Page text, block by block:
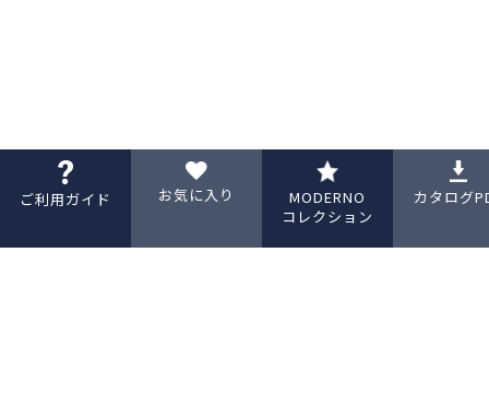
ご利用ガイド お気に入り
MODERNO
コレクション
カタログ